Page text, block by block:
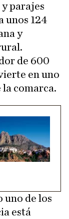
y parajes
unos 124
y
de 600
en uno
la comarca.
uno de los
está